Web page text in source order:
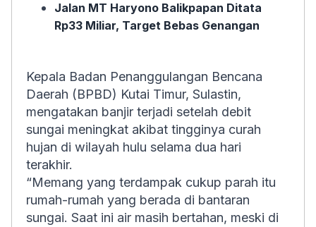
Jalan MT Haryono Balikpapan Ditata
Rp33 Miliar, Target Bebas Genangan
Kepala Badan Penanggulangan Bencana
Daerah (BPBD) Kutai Timur, Sulastin,
mengatakan banjir terjadi setelah debit
sungai meningkat akibat tingginya curah
hujan di wilayah hulu selama dua hari
terakhir.
“Memang yang terdampak cukup parah itu
rumah-rumah yang berada di bantaran
sungai. Saat ini air masih bertahan, meski di